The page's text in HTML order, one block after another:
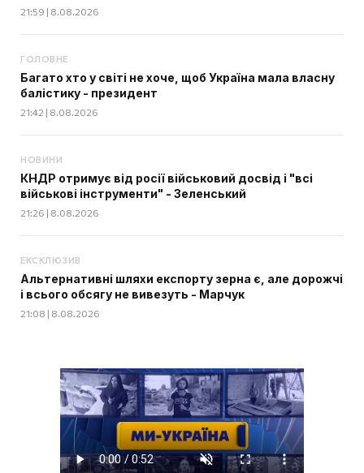
21:59 | 8.08.2026
ГОЛОВНЕ
Багато хто у світі не хоче, щоб Україна мала власну
балістику - президент
21:42 | 8.08.2026
НОВИНИ
КНДР отримує від росії військовий досвід і "всі
військові інструменти" - Зеленський
21:26 | 8.08.2026
ЕКСКЛЮЗИВ
Альтернативні шляхи експорту зерна є, але дорожчі
і всього обсягу не вивезуть - Марчук
21:08 | 8.08.2026